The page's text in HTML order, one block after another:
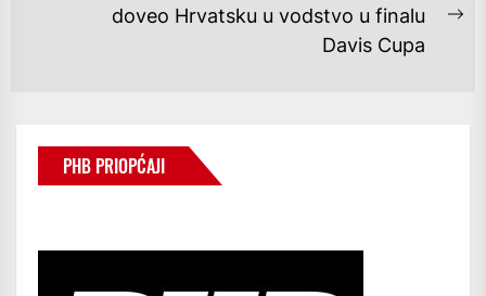
doveo Hrvatsku u vodstvo u finalu
Davis Cupa
PHB PRIOPĆAJI